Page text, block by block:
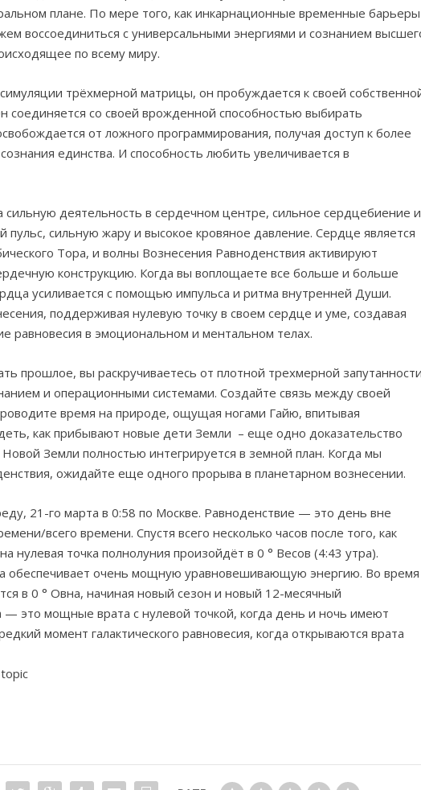
плане. По мере того, как инкарнационные временные барьеры
воссоединиться с универсальными энергиями и сознанием
по всему миру.
трёхмерной матрицы, он пробуждается к своей
соединяется со своей врожденной способностью выбирать
от ложного программирования, получая доступ к более
единства. И способность любить увеличивается в
деятельность в сердечном центре, сильное сердцебиение и
сильную жару и высокое кровяное давление. Сердце является
Тора, и волны Вознесения Равноденствия активируют
конструкцию. Когда вы воплощаете все больше и больше
усиливается с помощью импульса и ритма внутренней Души.
поддерживая нулевую точку в своем сердце и уме, создавая
равновесия в эмоциональном и ментальном телах.
прошлое, вы раскручиваетесь от плотной трехмерной
и операционными системами. Создайте связь между своей
время на природе, ощущая ногами Гайю, впитывая
как прибывают новые дети Земли – еще одно доказательство
Земли полностью интегрируется в земной план. Когда мы
ожидайте еще одного прорыва в планетарном вознесении.
21-го марта в 0:58 по Москве. Равноденствие — это день вне
всего времени. Спустя всего несколько часов после того, как
нулевая точка полнолуния произойдёт в 0 ° Весов (4:43 утра).
обеспечивает очень мощную уравновешивающую энергию. Во время
в 0 ° Овна, начиная новый сезон и новый 12-месячный
— это мощные врата с нулевой точкой, когда день и ночь имеют
момент галактического равновесия, когда открываются врата